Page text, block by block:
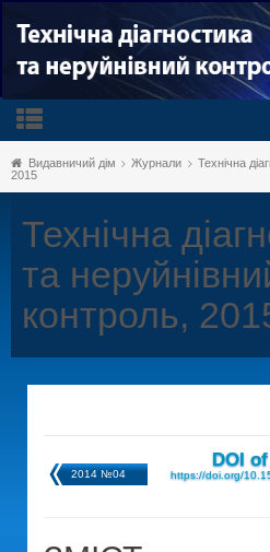
Видавничий дім Журнали
Технічна
2015
Технічна
та
контроль,
2014 №04
DOI
https://doi.org/